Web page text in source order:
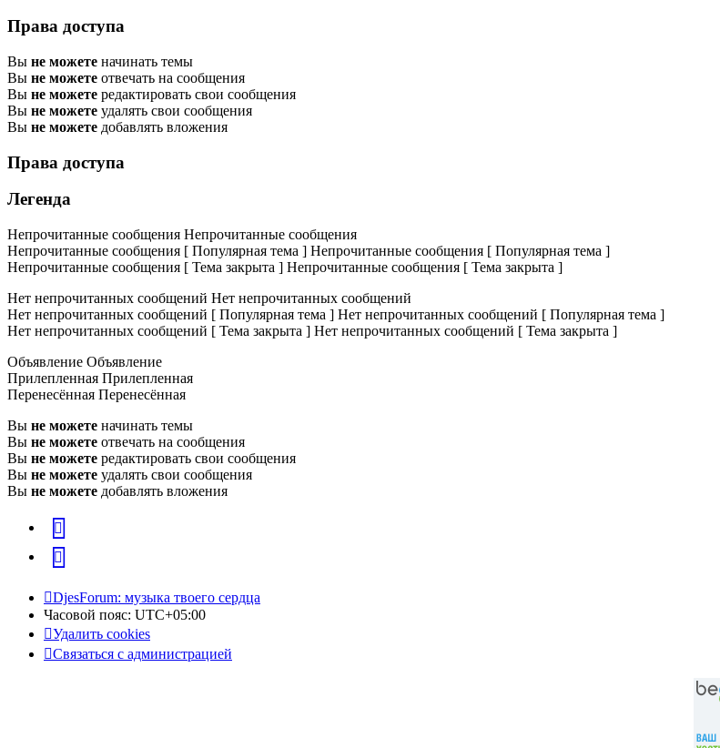
Права доступа
Вы не можете начинать темы
Вы не можете отвечать на сообщения
Вы не можете редактировать свои сообщения
Вы не можете удалять свои сообщения
Вы не можете добавлять вложения
Права доступа
Легенда
Непрочитанные сообщения Непрочитанные сообщения
Непрочитанные сообщения [ Популярная тема ] Непрочитанные сообщения [ Популярная тема ]
Непрочитанные сообщения [ Тема закрыта ] Непрочитанные сообщения [ Тема закрыта ]
Нет непрочитанных сообщений Нет непрочитанных сообщений
Нет непрочитанных сообщений [ Популярная тема ] Нет непрочитанных сообщений [ Популярная тема ]
Нет непрочитанных сообщений [ Тема закрыта ] Нет непрочитанных сообщений [ Тема закрыта ]
Объявление Объявление
Прилепленная Прилепленная
Перенесённая Перенесённая
Вы не можете начинать темы
Вы не можете отвечать на сообщения
Вы не можете редактировать свои сообщения
Вы не можете удалять свои сообщения
Вы не можете добавлять вложения
vk
Telegram
DjesForum: музыка твоего сердца
Часовой пояс: UTC+05:00
Удалить cookies
Связаться с администрацией